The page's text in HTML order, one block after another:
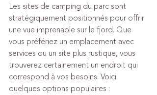
Les sites de camping du parc sont
stratégiquement positionnés pour offrir
une vue imprenable sur le fjord. Que
vous préfériez un emplacement avec
services ou un site plus rustique, vous
trouverez certainement un endroit qui
correspond à vos besoins. Voici
quelques options populaires :